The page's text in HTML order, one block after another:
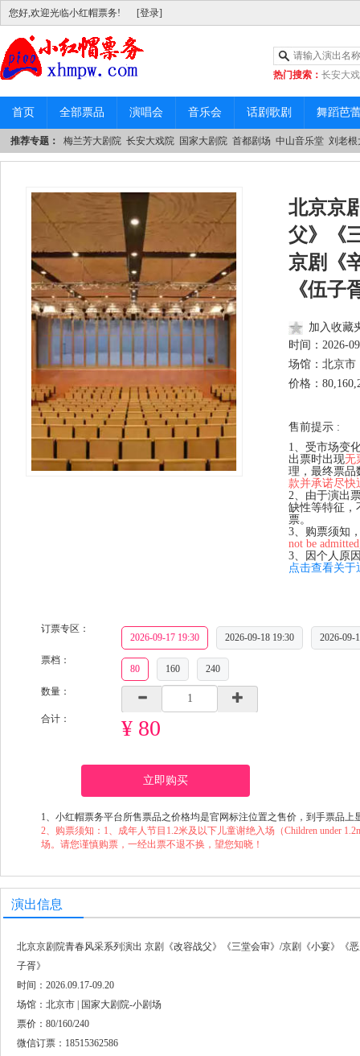
您好,欢迎光临小红帽票务! [登录]
热门搜索： 长安大
|中山音乐堂
首页 全部票品 演唱会 音乐会 话剧歌剧 舞蹈芭
推荐专题： 梅兰芳大剧院 长安大戏院 国家大剧院 首都剧场 中山音乐堂 刘老根
北京京
父》《
京剧《
《伍子
加入收藏
时间： 2026-
场馆：北京市
价格：
售前提示 :
1、受市场变
出票时出现无
理，最终票品
款并承诺尽快
2、由于演出
缺性等特征，
票。
3、购票须知
not be
3、因个人原
点击查看关于
订票专区：
2026-09-17 19:30 2026-09-18 19:30
2026-09-
票档：
80 160
240
数量：
合计： ¥ 80
立即购买
1、小红帽票务平台所售票品之价格均是官网标注位置之售价，到手票品
2、购票须知：1、成年人节目1.2米及以下儿童谢绝入场（Children under
场。请您谨慎购票，一经出票不退不换，望您知晓！
演出信息
北京京剧院青春风采系列演出 京剧《改容战父》《三堂会审》/京剧《小宴》《
子胥》
时间：2026.09.17-09.20
场馆：北京市 | 国家大剧院-小剧场
票价：80/160/240
微信订票：18515362586